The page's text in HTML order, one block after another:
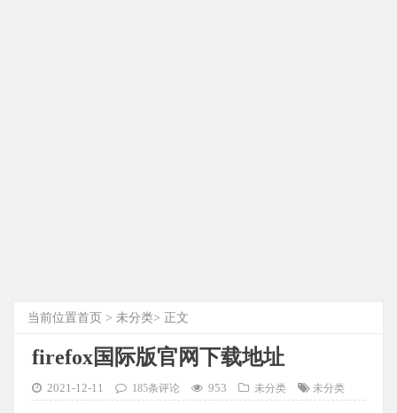
当前位置首页 > 未分类> 正文
firefox国际版官网下载地址
2021-12-11 185条评论 953 未分类 未分类